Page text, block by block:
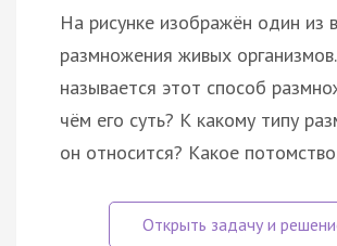
На рисунке изображён один из
размножения живых
называется этот способ
чём его суть? К какому типу
он относится? Какое